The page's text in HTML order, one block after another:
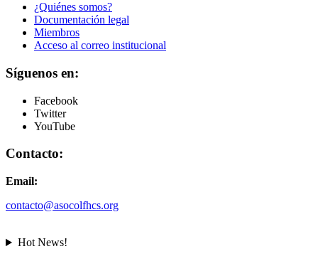
¿Quiénes somos?
Documentación legal
Miembros
Acceso al correo institucional
Síguenos en:
Facebook
Twitter
YouTube
Contacto:
Email:
contacto@asocolfhcs.org
Hot News!